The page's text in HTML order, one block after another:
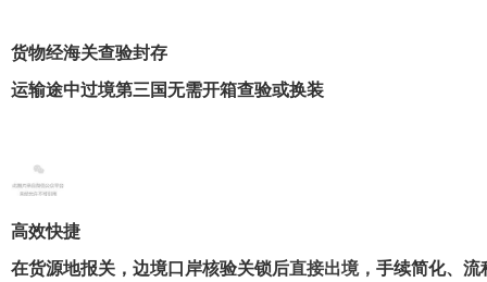
货物经海关查验封存
运输途中过境第三国无需开箱查验或换装
高效快捷
在货源地报关，边境口岸核验关锁后直接出境， 手续简化、流